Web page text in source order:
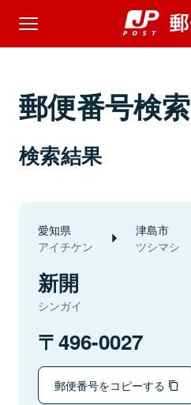
郵便番号検索
検索結果
愛知県
アイチケン
津島市
ツシマシ
新開
シンガイ
496-0027
郵便番号をコピーする